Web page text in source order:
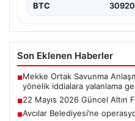
BTC
Son Eklenen Haberler
■Mekke Ortak Savunma
yönelik iddialara yalanlama
■22 Mayıs 2026 Güncel Altın
■Avcılar Belediyesi’ne